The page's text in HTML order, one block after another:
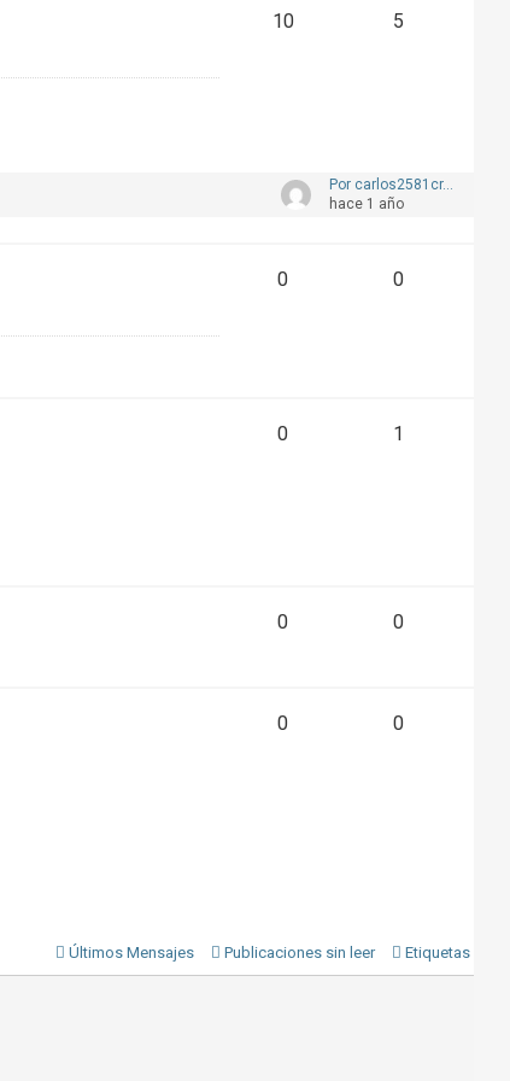
10 5
Por carlos2581cr...
hace 1 año
0 0
0 1
0 0
0 0
Últimos Mensajes Publicaciones sin leer Etiquetas